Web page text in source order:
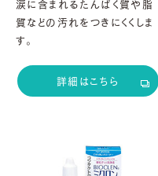
涙に含まれるたんぱく質や脂
質などの汚れをつきにくくしま
す。
詳細はこちら